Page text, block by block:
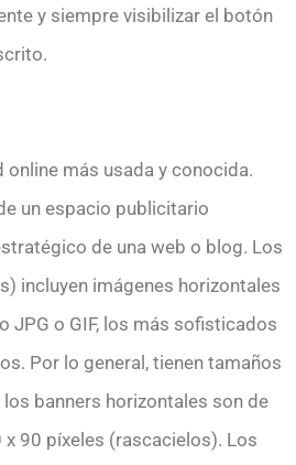
y siempre visibilizar el botón
online más usada y conocida.
un espacio publicitario
de una web o blog. Los
incluyen imágenes horizontales
JPG o GIF, los más sofisticados
Por lo general, tienen tamaños
banners horizontales son de
90 píxeles (rascacielos). Los